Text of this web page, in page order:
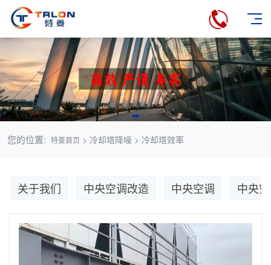
您的位置: 特菱首页 > 冷却塔降噪 > 冷却塔效率
关于我们 中央空调改造 中央空调 中央